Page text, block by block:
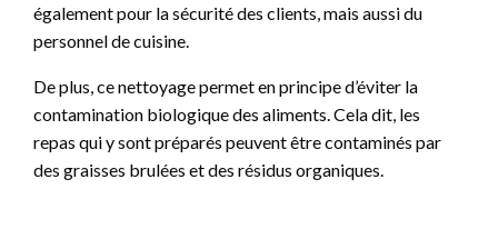
également pour la sécurité des clients, mais aussi du
personnel de cuisine.
De plus, ce nettoyage permet en principe d’éviter la
contamination biologique des aliments. Cela dit, les
repas qui y sont préparés peuvent être contaminés par
des graisses brulées et des résidus organiques.